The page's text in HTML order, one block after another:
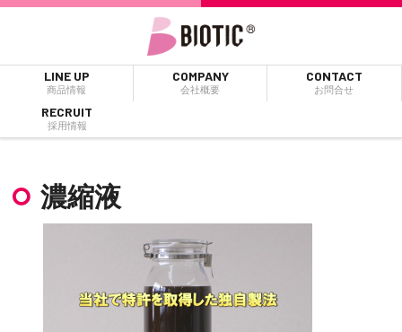
LINE UP
商品情報
COMPANY
会社概要
CONTACT
お問合せ
RECRUIT
採用情報
濃縮液